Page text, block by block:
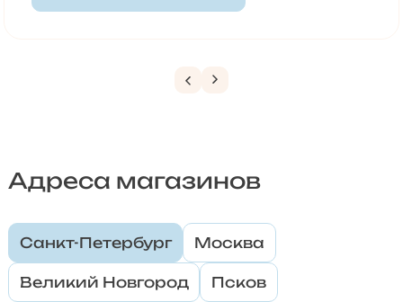
Адреса магазинов
Санкт-Петербург Москва
Великий Новгород Псков